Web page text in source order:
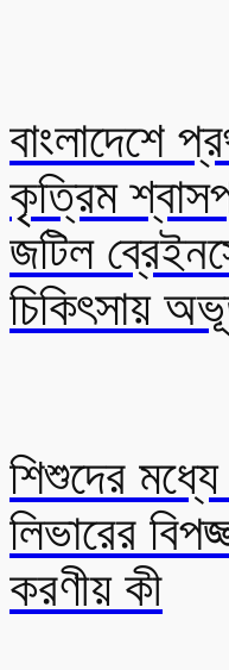
বাংলাদেশে
কৃত্রিম
জটিল
চিকিৎসায়
শিশুদের
লিভারের
করণীয় কী